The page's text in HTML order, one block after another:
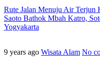
Rute Jalan Menuju Air Terjun
Saoto Bathok Mbah Katro,
Yogyakarta
9 years ago Wisata Alam No